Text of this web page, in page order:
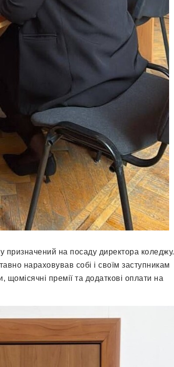
призначений на посаду директора коледжу.
нараховував собі і своїм заступникам
щомісячні премії та додаткові оплати на